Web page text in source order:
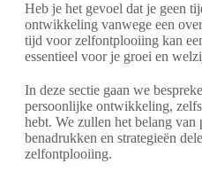
Heb je het gevoel dat je geen
ontwikkeling vanwege een
tijd voor zelfontplooiing kan
essentieel voor je groei en
In deze sectie gaan we
persoonlijke ontwikkeling,
hebt. We zullen het belang van
benadrukken en strategieën
zelfontplooiing.